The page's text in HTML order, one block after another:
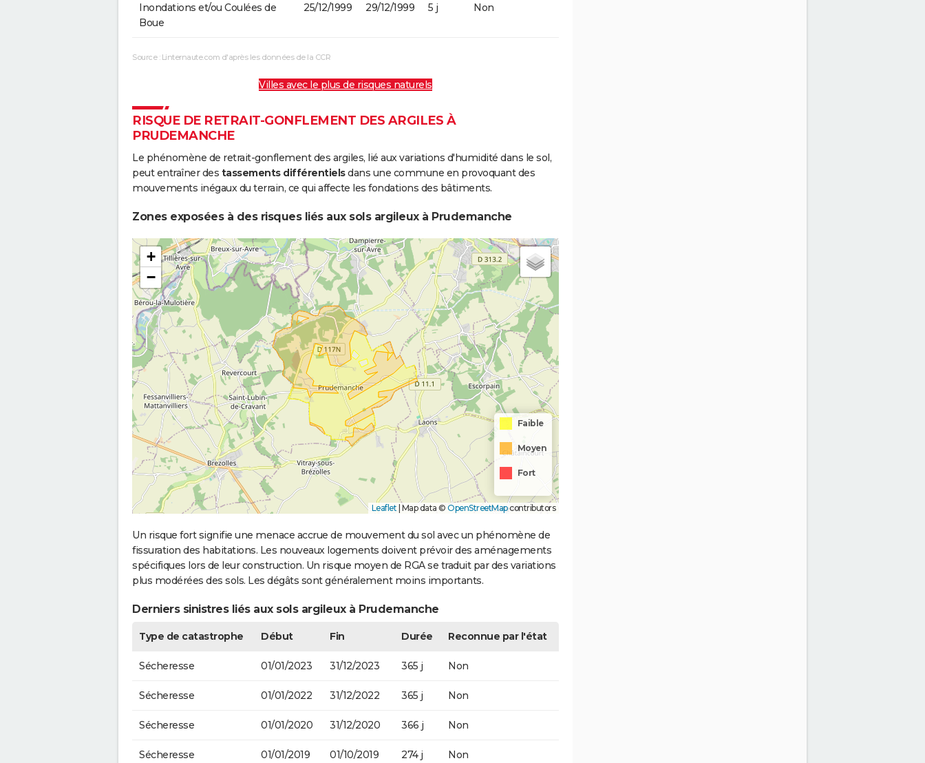
Inondations et/ou Coulées de
Boue
25/12/1999 29/12/1999 5 j Non
Source : Linternaute.com d'après les données de la CCR
Villes avec le plus de risques naturels
RISQUE DE RETRAIT-GONFLEMENT DES ARGILES À
PRUDEMANCHE
Le phénomène de retrait-gonflement des argiles, lié aux variations d'humidité dans le sol,
peut entraîner des tassements différentielsdans une commune en provoquant des
mouvements inégaux du terrain, ce qui affecte les fondations des bâtiments.
Zones exposées à des risques liés aux sols argileux à Prudemanche
+
−
Faible
Moyen
Fort
Leaflet | Map data © OpenStreetMapcontributors
Un risque fort signifie une menace accrue de mouvement du sol avec un phénomène de
fissuration des habitations. Les nouveaux logements doivent prévoir des aménagements
spécifiques lors de leur construction. Un risque moyen de RGA se traduit par des variations
plus modérées des sols. Les dégâts sont généralement moins importants.
Derniers sinistres liés aux sols argileux à Prudemanche
Type de catastrophe Début Fin Durée Reconnue par l'état
Sécheresse 01/01/2023 31/12/2023 365 j Non
Sécheresse 01/01/2022 31/12/2022 365 j Non
Sécheresse 01/01/2020 31/12/2020 366 j Non
Sécheresse 01/01/2019 01/10/2019 274 j Non